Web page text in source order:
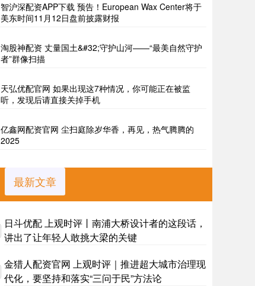
智沪深配资APP下载 预告！European Wax Center将于
美东时间11月12日盘前披露财报
淘股神配资 丈量国土&#32;守护山河——“最美自然守护
者”群像扫描
天弘优配官网 如果出现这7种情况，你可能正在被监
听，发现后请直接关掉手机
亿鑫网配资官网 尘扫庭除岁华香，再见，热气腾腾的
2025
最新文章
日斗优配 上观时评丨南浦大桥设计者的这段话，
讲出了让年轻人敢挑大梁的关键
金猎人配资官网 上观时评｜推进超大城市治理现
代化，要坚持和落实“三问于民”方法论